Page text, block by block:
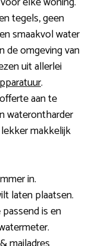
tegels, geen
smaakvol water
de omgeving van
uit allerlei
.
aan te
waterontharder
makkelijk
in.
laten plaatsen.
is en